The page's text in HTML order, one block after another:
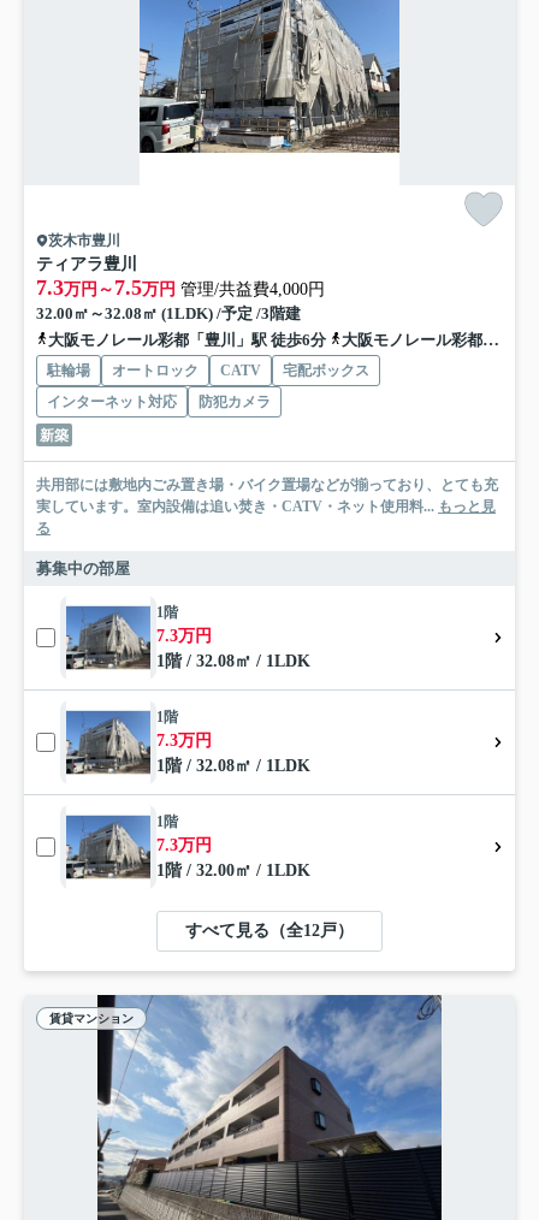
茨木市豊川
ティアラ豊川
7.3万円～ 7.5万円 管理/共益費4,000円
32.00㎡～32.08㎡ (1LDK) /予定 /3階建
大阪モノレール彩都「豊川」駅 徒歩6分
大阪モノレール彩都「阪大病院前」駅 徒歩25分
駐輪場 オートロック CATV
宅配ボックス
インターネット対応
防犯カメラ
新築
共用部には敷地内ごみ置き場・バイク置場などが揃っており、とても充
実しています。室内設備は追い焚き・CATV・ネット使用料... もっと見
る
募集中の部屋
1階
7.3万円
1階 / 32.08㎡ / 1LDK
1階
7.3万円
1階 / 32.08㎡ / 1LDK
1階
7.3万円
1階 / 32.00㎡ / 1LDK
すべて見る（全12戸）
賃貸マンション